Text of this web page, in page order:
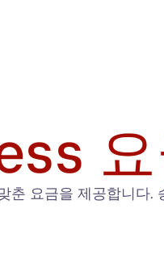
춘 요금을 제공합니다.